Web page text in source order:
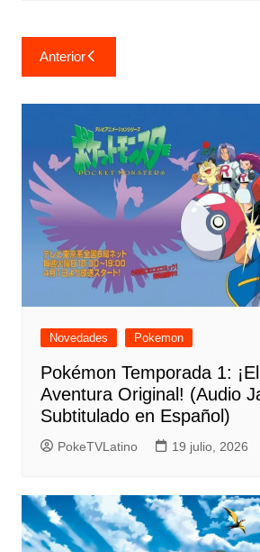
Navegación
de
entradas
Anterior
Novedades Pokemon
Pokémon Temporada 1:
Aventura Original! (Audio
Subtitulado en Español)
PokeTVLatino 19 julio, 2026